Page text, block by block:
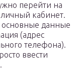
перейти на
личный кабинет.
основные данные
(адрес
телефона).
ввести